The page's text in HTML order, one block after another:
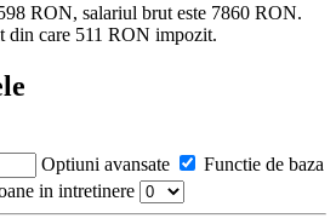
RON, salariul brut este 7860 RON.
din care 511 RON impozit.
Optiuni avansate
Functie de baza
in intretinere